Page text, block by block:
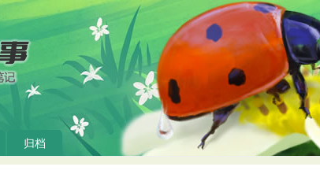
归档